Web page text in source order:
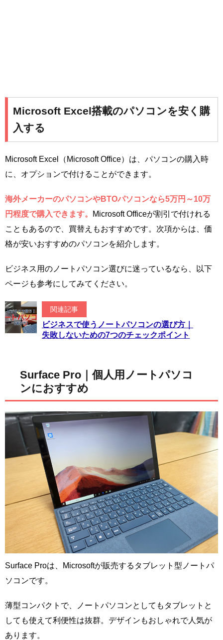
Microsoft Excel搭載のパソコンを安く購
入する
Microsoft Excel（Microsoft Office）は、パソコンの購入時
に、オプションで付けることができます。
海外メーカーのパソコンやBTOパソコンなら5万円～10万
円程度で購入できます。
Microsoft Officeが割引で付けれる
こともあるので、買替えもおすすめです。次項からは、価
格が安いおすすめのパソコンを紹介します。
ビジネス用のノートパソコン選びに迷っているなら、以下
ページも参考にしてみてください。
関連記事
ビジネスで使うノートパソコンの選び方｜
失敗しないための7つのチェックポイント
Surface Pro｜個人用ノートパソコ
ンにおすすめ
Surface Proは、Microsoftが販売するタブレット型ノートパ
ソコンです。
薄型コンパクトで、ノートパソコンとしてもタブレットと
しても使えて利便性は抜群。デザインもおしゃれで人気が
あります。